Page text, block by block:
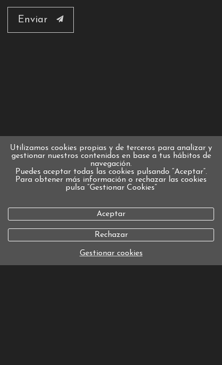
Enviar
Utilizamos cookies propias y de terceros para analizar y
gestionar nuestros contenidos en base a tus hábitos de
navegación.
Puedes aceptar todas las cookies pulsando “Aceptar”.
Para obtener más información o rechazar las cookies
pulsa “Gestionar Cookies“
Aceptar
Rechazar
Gestionar cookies